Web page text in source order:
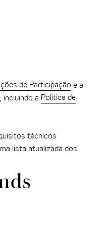
de Participação e a
, incluindo a Política de
técnicos
lista atualizada dos